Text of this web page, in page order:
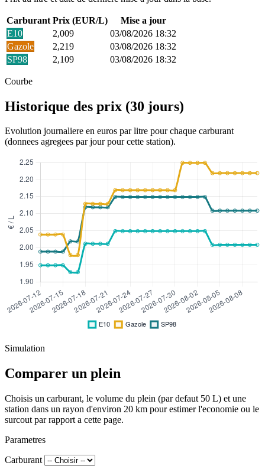
Carburant Prix (EUR/L)
Mise a jour
E10
2,009
03/08/2026 18:32
Gazole
2,219
03/08/2026 18:32
SP98
2,109 03/08/2026 18:32
Courbe
Historique des prix (30 jours)
Evolution journaliere en euros par litre pour chaque carburant
(donnees agregees par jour pour cette station).
Simulation
Comparer un plein
Choisis un carburant, le volume du plein (par defaut 50 L) et une
station dans un rayon d'environ 20 km pour estimer l'economie ou le
surcout par rapport a cette page.
Parametres
Carburant